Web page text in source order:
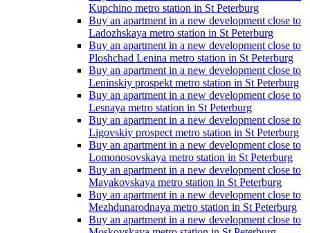
Kupchino metro station in St Peterburg
Buy an apartment in a new development close to
Ladozhskaya metro station in St Peterburg
Buy an apartment in a new development close to
Ploshchad Lenina metro station in St Peterburg
Buy an apartment in a new development close to
Leninskiy prospekt metro station in St Peterburg
Buy an apartment in a new development close to
Lesnaya metro station in St Peterburg
Buy an apartment in a new development close to
Ligovskiy prospect metro station in St Peterburg
Buy an apartment in a new development close to
Lomonosovskaya metro station in St Peterburg
Buy an apartment in a new development close to
Mayakovskaya metro station in St Peterburg
Buy an apartment in a new development close to
Mezhdunarodnaya metro station in St Peterburg
Buy an apartment in a new development close to